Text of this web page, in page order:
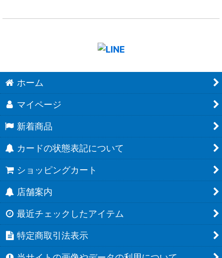
ホーム
マイページ
新着商品
カードの状態表記について
ショッピングカート
店舗案内
最近チェックしたアイテム
特定商取引法表示